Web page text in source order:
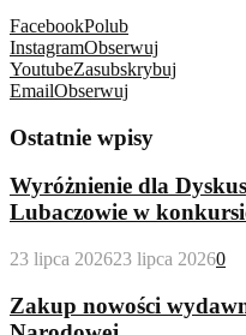
FacebookPolub
InstagramObserwuj
YoutubeZasubskrybuj
EmailObserwuj
Ostatnie wpisy
Wyróżnienie dla
Lubaczowie w
23 lipca 202623 lipca 20260
Zakup nowości